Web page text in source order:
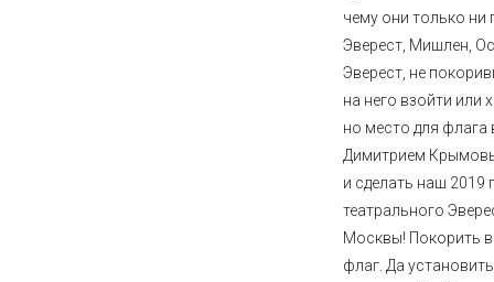
чему они только ни
Эверест, Мишлен,
Эверест, не
на него взойти или
но место для
Димитрием
и сделать наш 2019
театрального
Москвы! Покорить
флаг. Да